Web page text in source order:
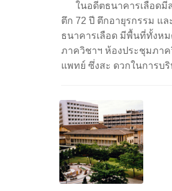
ในอดีตธนาคารเลือดมีส
ตึก 72 ปี ตึกอายุรกรรม แ
ธนาคารเลือด มีพื้นที่ทั้งห
ภาควิชาฯ ห้องประชุมภา
แพทย์ ซึ่งสะ ดวกในการบ